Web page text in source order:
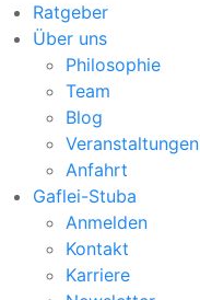
Ratgeber
Über uns
Philosophie
Team
Blog
Veranstaltungen
Anfahrt
Gaflei-Stuba
Anmelden
Kontakt
Karriere